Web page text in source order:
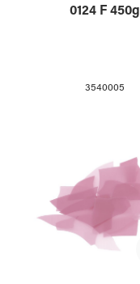
0124 F 450g
3540005